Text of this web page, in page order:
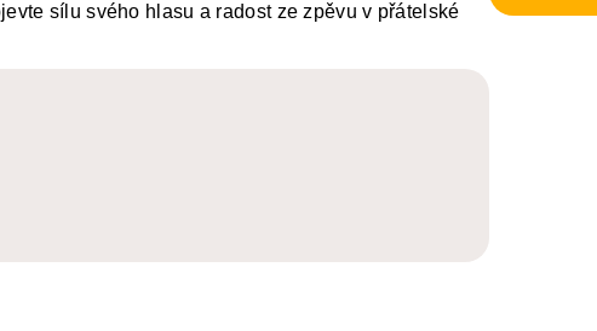
sílu svého hlasu a radost ze zpěvu v přátelské